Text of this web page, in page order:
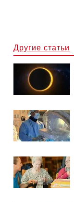
Другие статьи